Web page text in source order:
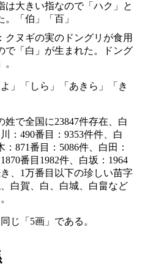
は大きい指なので「ハク」と
「伯」「百」
ヌギの実のドングリが食用
で「白」が生まれた。ドング
」「しら」「あきら」「き
で全国に23847件存在、白
：490番目：9353件件、白
871番目：5086件、白田：
番目1982件、白坂：1964
、1万番目以下の珍しい苗字
白賀、白、白城、白畠など
じ「5画」である。